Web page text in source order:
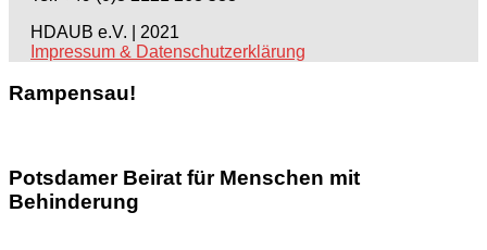
HDAUB e.V. | 2021
Impressum & Datenschutzerklärung
Rampensau!
Potsdamer Beirat für Menschen mit
Behinderung